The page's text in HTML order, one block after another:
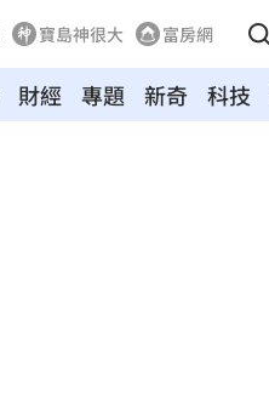
寶島神很大 富房網
財經 專題 新奇 科技